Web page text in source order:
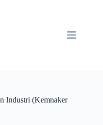
Industri (Kemnaker